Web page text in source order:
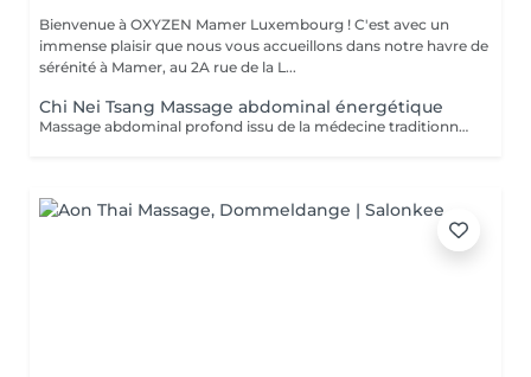
Bienvenue à OXYZEN Mamer Luxembourg ! C'est avec un
immense plaisir que nous vous accueillons dans notre havre de
sérénité à Mamer, au 2A rue de la L...
Chi Nei Tsang Massage abdominal énergétique
Massage abdominal profond issu de la médecine traditionnelle chinoise aidant à libérer les tensions du ventre et à retrouver légèreté et équilibre.